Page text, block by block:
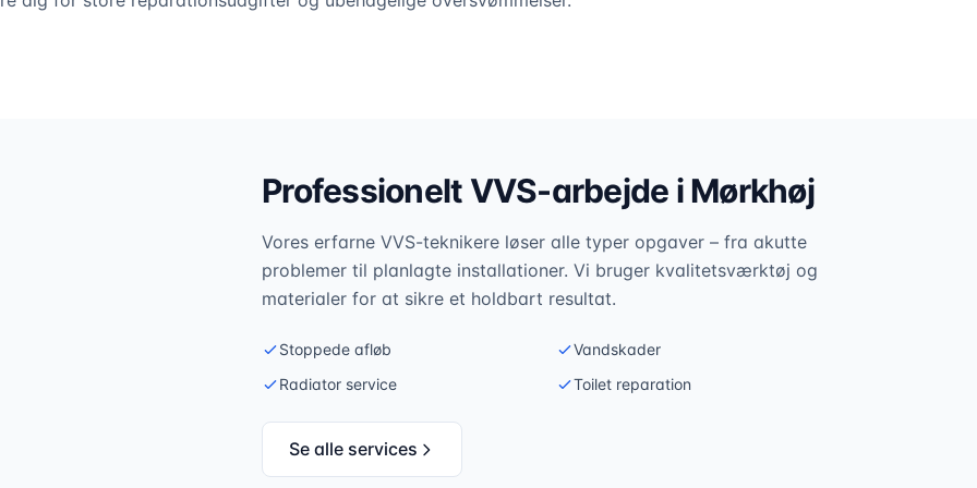
Professionelt VVS-arbejde iMørkhøj
Vores erfarne VVS-teknikere løser alle typer opgaver – fra akutte
problemer til planlagte installationer. Vi bruger kvalitetsværktøj og
materialer for at sikre et holdbart resultat.
Stoppede afløb
Vandskader
Radiator service
Toilet reparation
Se alle services